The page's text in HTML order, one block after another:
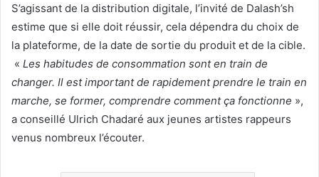
S’agissant de la distribution digitale, l’invité de Dalash’sh
estime que si elle doit réussir, cela dépendra du choix de
la plateforme, de la date de sortie du produit et de la cible.
« Les habitudes de consommation sont en train de
changer. Il est important de rapidement prendre le train en
marche, se former, comprendre comment ça fonctionne »,
a conseillé Ulrich Chadaré aux jeunes artistes rappeurs
venus nombreux l’écouter.